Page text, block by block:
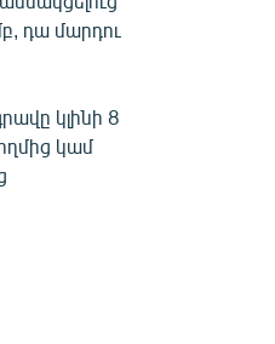
դա մարդու
կլինի 8
կամ